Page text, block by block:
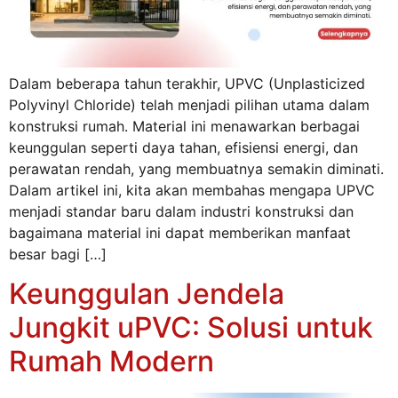
Dalam beberapa tahun terakhir, UPVC (Unplasticized
Polyvinyl Chloride) telah menjadi pilihan utama dalam
konstruksi rumah. Material ini menawarkan berbagai
keunggulan seperti daya tahan, efisiensi energi, dan
perawatan rendah, yang membuatnya semakin diminati.
Dalam artikel ini, kita akan membahas mengapa UPVC
menjadi standar baru dalam industri konstruksi dan
bagaimana material ini dapat memberikan manfaat
besar bagi […]
Keunggulan Jendela
Jungkit uPVC: Solusi untuk
Rumah Modern